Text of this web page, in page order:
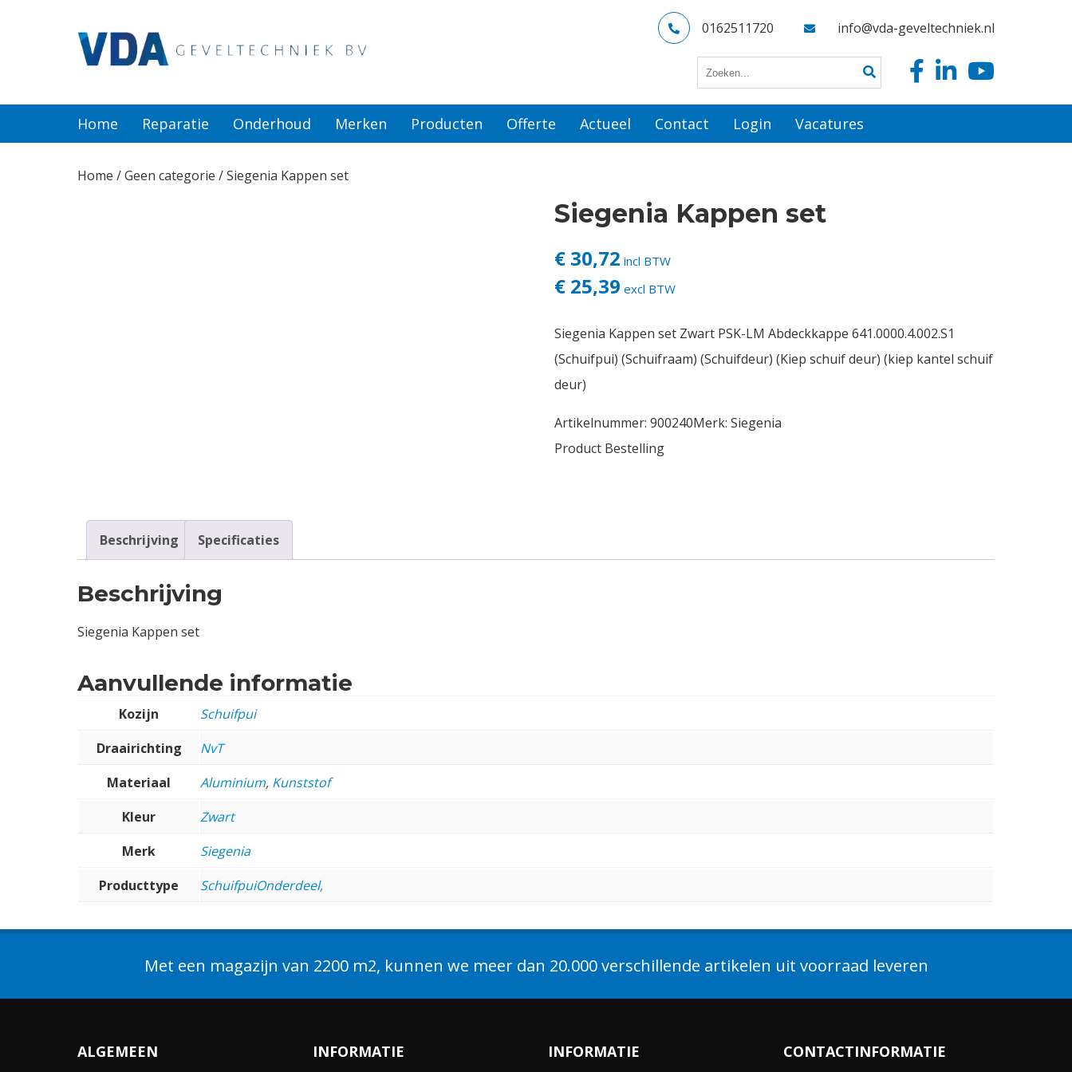
0162511720 info@vda-geveltechniek.nl
Home Reparatie Onderhoud Merken Producten Offerte Actueel Contact Login Vacatures
Home /Geen categorie / Siegenia Kappen set
Siegenia Kappen set
€ 30,72 incl BTW
€ 25,39 excl BTW
Siegenia Kappen set Zwart PSK-LM Abdeckkappe 641.0000.4.002.S1
(Schuifpui) (Schuifraam) (Schuifdeur) (Kiep schuif deur) (kiep kantel schuif
deur)
Artikelnummer: 900240Merk: Siegenia
Product Bestelling
Beschrijving Specificaties
Beschrijving
Siegenia Kappen set
Aanvullende informatie
Kozijn
Schuifpui
Draairichting
NvT
Materiaal
Aluminium, Kunststof
Kleur
Zwart
Merk
Siegenia
Producttype
SchuifpuiOnderdeel,
Met een magazijn van 2200 m2, kunnen we meer dan 20.000 verschillende artikelen uit voorraad leveren
ALGEMEEN INFORMATIE INFORMATIE CONTACTINFORMATIE